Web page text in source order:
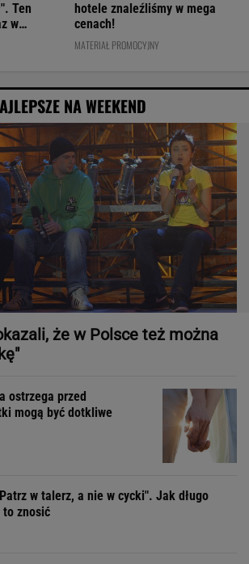
Ten
w
hotele znaleźliśmy w mega
cenach!
MATERIAŁ PROMOCYJNY
NA WEEKEND
że w Polsce też można
ostrzega przed
mogą być dotkliwe
w talerz, a nie w cycki". Jak długo
to znosić